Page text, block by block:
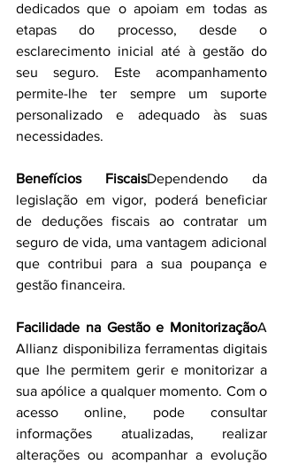
dedicados que o apoiam em todas as
etapas do processo, desde o
esclarecimento inicial até à gestão do
seu seguro. Este acompanhamento
permite-lhe ter sempre um suporte
personalizado e adequado às suas
necessidades.
Benefícios FiscaisDependendo da
legislação em vigor, poderá beneficiar
de deduções fiscais ao contratar um
seguro de vida, uma vantagem adicional
que contribui para a sua poupança e
gestão financeira.
Facilidade na Gestão e MonitorizaçãoA
Allianz disponibiliza ferramentas digitais
que lhe permitem gerir e monitorizar a
sua apólice a qualquer momento. Com o
acesso online, pode consultar
informações atualizadas, realizar
alterações ou acompanhar a evolução